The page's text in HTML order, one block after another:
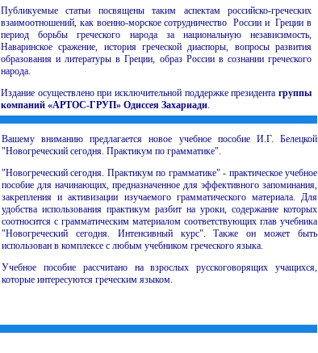
Публикуемые статьи посвящены таким аспектам российско-греческих
взаимоотношений, как военно-морское сотрудничество России и Греции в
период борьбы греческого народа за национальную независимость,
Наваринское сражение, история греческой диаспоры, вопросы развития
образования и литературы в Греции, образ России в сознании греческого
народа.
Издание осуществлено при исключительной поддержке президента группы
компаний «АРТОС-ГРУП» Одиссея Захариади.
Вашему вниманию предлагается новое учебное пособие И.Г. Белецкой
"Новогреческий сегодня. Практикум по грамматике".
"Новогреческий сегодня. Практикум по грамматике" - практическое учебное
пособие для начинающих, предназначенное для эффективного запоминания,
закрепления и активизации изучаемого грамматического материала. Для
удобства использования практикум разбит на уроки, содержание которых
соотносится с грамматическим материалом соответствующих глав учебника
"Новогреческий сегодня. Интенсивный курс". Также он может быть
использован в комплексе с любым учебником греческого языка.
Учебное пособие рассчитано на взрослых русскоговорящих учащихся,
которые интересуются греческим языком.